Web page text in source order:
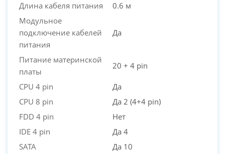
Длина кабеля питания
0.6 м
Модульное
подключение кабелей
питания
Да
Питание материнской
платы
20 + 4 pin
CPU 4 pin
Да
CPU 8 pin
Да 2 (4+4 pin)
FDD 4 pin
Нет
IDE 4 pin
Да 4
SATA
Да 10